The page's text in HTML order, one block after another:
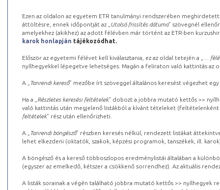
Ezen az oldalon az egyetem ETR tanulmányi rendszerében
áttöltésre, ennek időpontját az „ Utolsó frissítés dátuma” szövegnél
amelyekhez (akikhez) az adott félévben már történt az ETR-ben
karok honlapján tájékozódhat.
Először az egyetemi félévet kell kiválasztania, ez az oldal tetején a „
…
nyílhegyekkel lépegetve lehetséges. Magán a feliraton való kattintás az
A „ Tanrendi kereső” mezőbe írt szöveggel általános keresést végezhet
Ha a „ Részletes keresési feltételek” dobozt a jobbra mutató kettős >>
való kattintás után megjelenő listákból a kívánt tételeket (feltételenként
feltételek” rész után ellenőrizheti.
A „ Tanrendi böngésző” részben keresés nélkül, rendezett listákat
lehet elkezdeni (oktatók, szakok, képzési programok, tanszékek, ill.
A böngésző és a kereső többoszlopos eredménylistái általában a
(egyszer az emelkedő, kétszer a csökkenő sorrendhez). Az aktuális
A listák sorainak a végén található jobbra mutató kettős >> nyílhegyek